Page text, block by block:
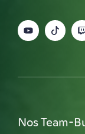
Nos Team-